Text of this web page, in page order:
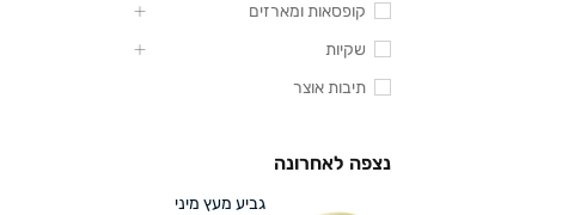
קופסאות ומארזים
שקיות
תיבות אוצר
נצפה לאחרונה
גביע מעץ מיני